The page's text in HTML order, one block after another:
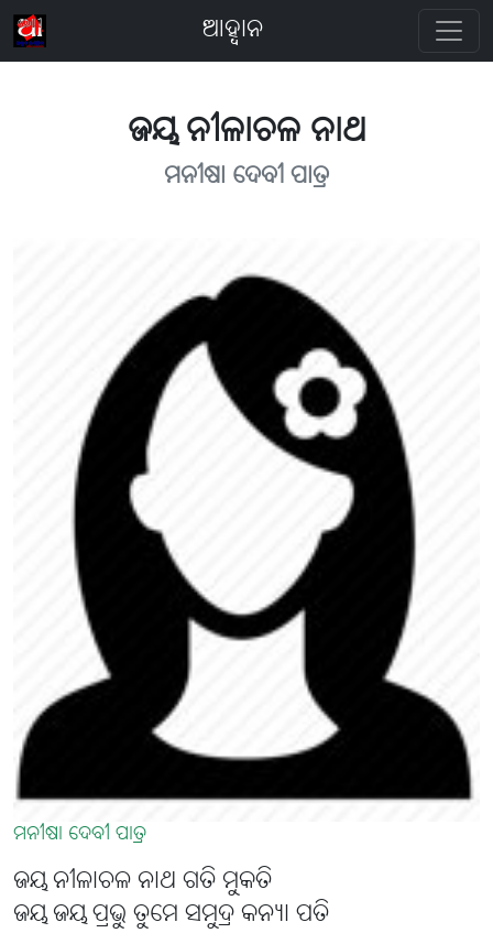
ଆହ୍ବାନ
ଜୟ ନୀଳାଚଳ ନାଥ
ମନୀଷା ଦେବୀ ପାତ୍ର
ମନୀଷା ଦେବୀ ପାତ୍ର
ଜୟ ନୀଳାଚଳ ନାଥ ଗତି ମୁକତି
ଜୟ ଜୟ ପ୍ରଭୁ ତୁମେ ସମୁଦ୍ର କନ୍ୟା ପତି